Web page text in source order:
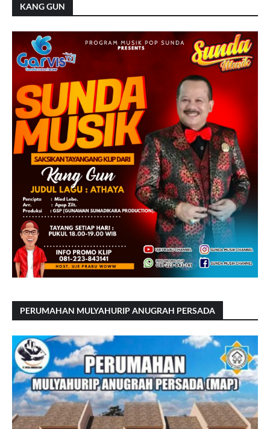
KANG GUN
PERUMAHAN MULYAHURIP ANUGRAH PERSADA